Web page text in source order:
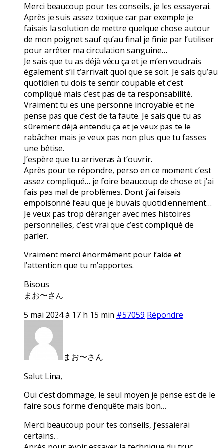
Merci beaucoup pour tes conseils, je les essayerai.
Après je suis assez toxique car par exemple je
faisais la solution de mettre quelque chose autour
de mon poignet sauf qu’au final je finie par l’utiliser
pour arrêter ma circulation sanguine…
Je sais que tu as déjà vécu ça et je m’en voudrais
également s’il t’arrivait quoi que se soit. Je sais qu’au
quotidien tu dois te sentir coupable et c’est
compliqué mais c’est pas de ta responsabilité.
Vraiment tu es une personne incroyable et ne
pense pas que c’est de ta faute. Je sais que tu as
sûrement déjà entendu ça et je veux pas te le
rabâcher mais je veux pas non plus que tu fasses
une bêtise.
J’espère que tu arriveras à t’ouvrir.
Après pour te répondre, perso en ce moment c’est
assez compliqué… je foire beaucoup de chose et j’ai
fais pas mal de problèmes. Dont j’ai faisais
empoisonné l’eau que je buvais quotidiennement…
Je veux pas trop déranger avec mes histoires
personnelles, c’est vrai que c’est compliqué de
parler.
Vraiment merci énormément pour l’aide et
l’attention que tu m’apportes.
Bisous
まお〜さん
5 mai 2024 à 17 h 15 min #57059 Répondre
まお〜さん
Salut Lina,
Oui c’est dommage, le seul moyen je pense est de le
faire sous forme d’enquête mais bon…
Merci beaucoup pour tes conseils, j’essaierai
certains…